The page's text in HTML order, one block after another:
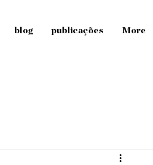
blog publicações More